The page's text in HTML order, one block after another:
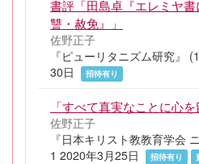
書評「田島卓『エレミヤ
讐・赦免』」
佐野正子
『ピューリタニズム研究』
30日
招待有り
「すべて真実なことに心を
佐野正子
『日本キリスト教教育学会
1 2020年3月25日
招待有り